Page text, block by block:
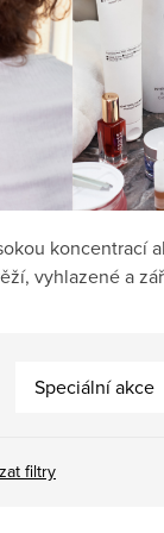
vyhlazené a
Speciální akce
filtry